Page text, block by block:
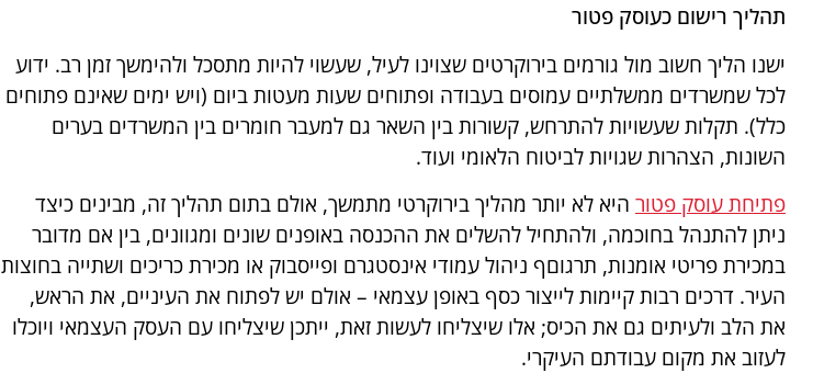
תהליך רישום כעוסק פטור
ישנו הליך חשוב מול גורמים בירוקרטים שצוינו לעיל, שעשוי להיות מתסכל ולהימשך זמן רב. ידוע
לכל שמשרדים ממשלתיים עמוסים בעבודה ופתוחים שעות מעטות ביום (ויש ימים שאינם פתוחים
כלל). תקלות שעשויות להתרחש, קשורות בין השאר גם למעבר חומרים בין המשרדים בערים
השונות, הצהרות שגויות לביטוח הלאומי ועוד.
פתיחת עוסק פטור היא לא יותר מהליך בירוקרטי מתמשך, אולם בתום תהליך זה, מבינים כיצד
ניתן להתנהל בחוכמה, ולהתחיל להשלים את ההכנסה באופנים שונים ומגוונים, בין אם מדובר
במכירת פריטי אומנות, תרגוםף ניהול עמודי אינסטגרם ופייסבוק או מכירת כריכים ושתייה בחוצות
העיר. דרכים רבות קיימות לייצור כסף באופן עצמאי – אולם יש לפתוח את העיניים, את הראש,
את הלב ולעיתים גם את הכיס; אלו שיצליחו לעשות זאת, ייתכן שיצליחו עם העסק העצמאי ויוכלו
לעזוב את מקום עבודתם העיקרי.